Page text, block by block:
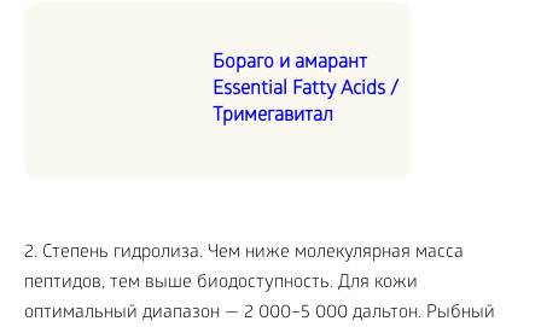
Бораго и амарант
Essential Fatty Acids /
Тримегавитал
2. Степень гидролиза. Чем ниже молекулярная масса
пептидов, тем выше биодоступность. Для кожи
оптимальный диапазон — 2 000–5 000 дальтон. Рыбный